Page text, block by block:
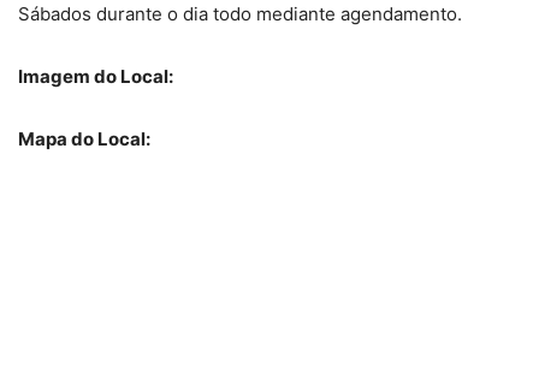
Sábados durante o dia todo mediante agendamento.
Imagem do Local:
Mapa do Local: